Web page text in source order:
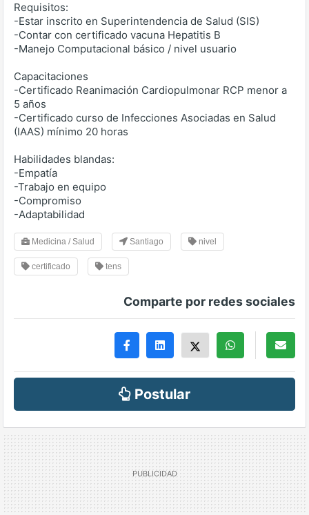
Requisitos:
-Estar inscrito en Superintendencia de Salud (SIS)
-Contar con certificado vacuna Hepatitis B
-Manejo Computacional básico / nivel usuario
Capacitaciones
-Certificado Reanimación Cardiopulmonar RCP menor a
5 años
-Certificado curso de Infecciones Asociadas en Salud
(IAAS) mínimo 20 horas
Habilidades blandas:
-Empatía
-Trabajo en equipo
-Compromiso
-Adaptabilidad
Medicina / Salud Santiago nivel
certificado tens
Comparte por redes sociales
Postular